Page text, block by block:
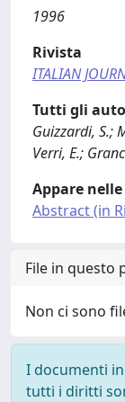
1996
Rivista
ITALIAN
Tutti gli
Guizzardi, S.;
Verri, E.;
Appare
Abstract (in
File in questo
Non ci sono
I documenti
tutti i diritti